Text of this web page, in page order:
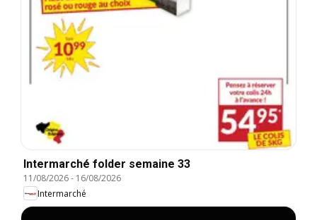
Intermarché folder semaine 33
11/08/2026- 16/08/2026
Intermarché